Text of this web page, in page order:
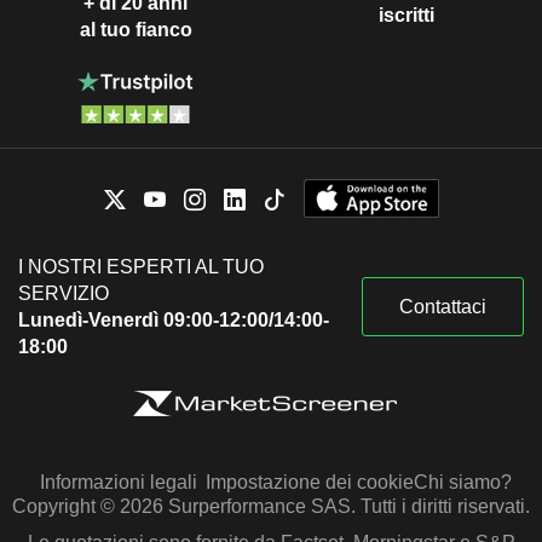
al tuo fianco
iscritti
I NOSTRI ESPERTI AL TUO
SERVIZIO
Lunedì-Venerdì 09:00-12:00/14:00-
18:00
Contattaci
Informazioni legali Impostazione dei cookieChi siamo?
Copyright © 2026 Surperformance SAS. Tutti i diritti riservati.